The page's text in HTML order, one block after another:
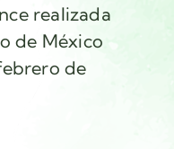
realizada
de México
de